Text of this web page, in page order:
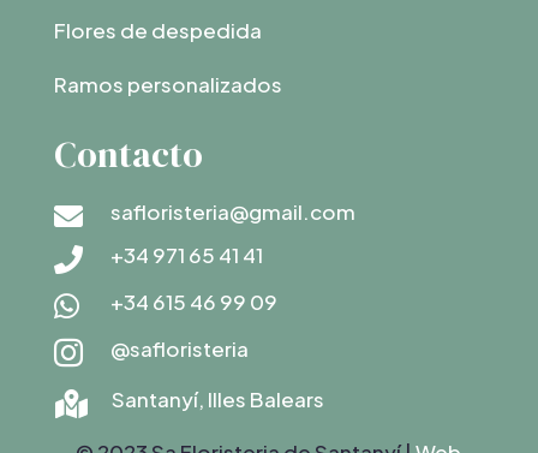
Flores de despedida
Ramos personalizados
Contacto
 safloristeria@gmail.com
 +34 971 65 41 41
 +34 615 46 99 09
 @safloristeria

Santanyí, Illes Balears